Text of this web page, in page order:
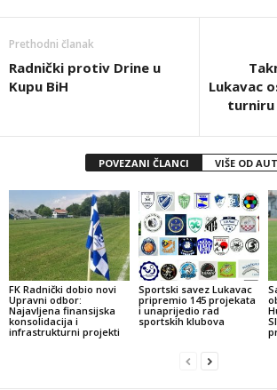
Prethodni članak
Radnički protiv Drine u
Kupu BiH
Lukavac
turniru
POVEZANI ČLANCI VIŠE OD
FK Radnički dobio novi
Upravni odbor:
Najavljena finansijska
konsolidacija i
infrastrukturni projekti
Sportski savez Lukavac
pripremio 145 projekata
i unaprijedio rad
sportskih klubova